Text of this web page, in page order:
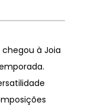
à Joia